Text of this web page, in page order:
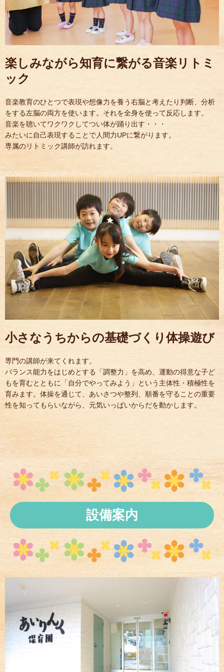
楽しみながら知育に繋がる音楽リトミ
ック
音楽教育のひとつで表現や想像力を養う右脳と考えたり判断、分析
をする左脳の両方を使います。それを全身を使って反応します。
音楽を聴いてワクワクしてつい体が踊り出す・・・
みたいに自己表現することで人間力UPに繋がります。
専属のリトミック講師が訪れます。
小さなうちからの基礎づくり体操遊び
専門の講師が来てくれます。
バランス能力をはじめとする「調整力」を高め、運動の得意な子ど
もを育むとともに「自分でやってみよう」という主体性・積極性を
育みます。体操を通じて、あいさつや整列、順番を守ることの重要
性を知ってもらいながら、元気いっぱいからだを動かします。
設備案内